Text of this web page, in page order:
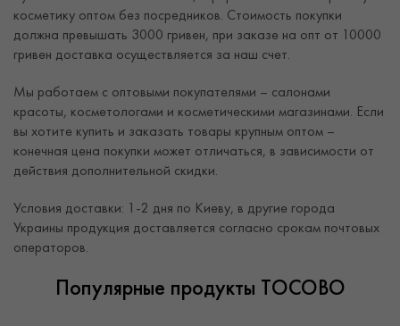
косметику оптом без посредников. Стоимость покупки
должна превышать 3000 гривен, при заказе на опт от 10000
гривен доставка осуществляется за наш счет.
Мы работаем с оптовыми покупателями – салонами
красоты, косметологами и косметическими магазинами. Если
вы хотите купить и заказать товары крупным оптом –
конечная цена покупки может отличаться, в зависимости от
действия дополнительной скидки.
Условия доставки: 1-2 дня по Киеву, в другие города
Украины продукция доставляется согласно срокам почтовых
операторов.
Популярные продукты TOCOBO